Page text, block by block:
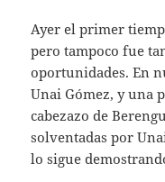
Ayer el primer
pero tampoco fue
oportunidades. En
Unai Gómez, y una
cabezazo de
solventadas por
lo sigue